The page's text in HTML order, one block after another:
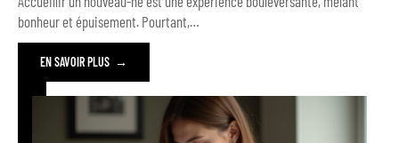
bonheur et épuisement. Pourtant,…
EN SAVOIR PLUS